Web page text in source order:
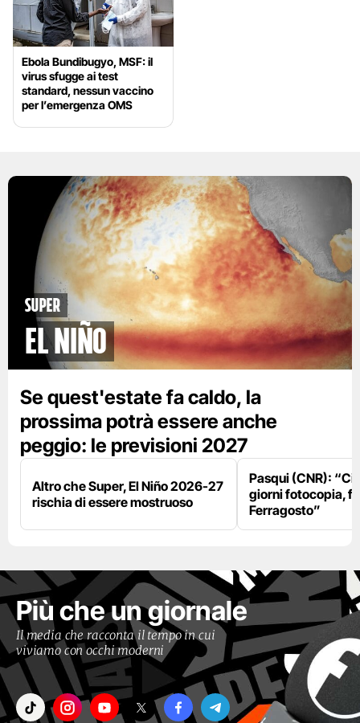
Ebola Bundibugyo, MSF: il
virus sfugge ai test
standard, nessun vaccino
per l’emergenza OMS
Super
El Niño
Se quest'estate fa caldo, la
prossima potrà essere anche
peggio: le previsioni 2027
Altro che Super, El Niño 2026-27
rischia di essere mostruoso
Pasqui (CNR):
giorni fotocopia,
Ferragosto”
Più che un giornale
Il media che racconta il tempo in cui
viviamo con occhi moderni